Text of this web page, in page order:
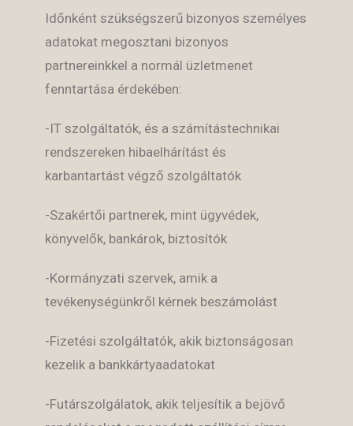
Időnként szükségszerű bizonyos személyes
adatokat megosztani bizonyos
partnereinkkel a normál üzletmenet
fenntartása érdekében:
-IT szolgáltatók, és a számítástechnikai
rendszereken hibaelhárítást és
karbantartást végző szolgáltatók
-Szakértői partnerek, mint ügyvédek,
könyvelők, bankárok, biztosítók
-Kormányzati szervek, amik a
tevékenységünkről kérnek beszámolást
-Fizetési szolgáltatók, akik biztonságosan
kezelik a bankkártyaadatokat
-Futárszolgálatok, akik teljesítik a bejövő